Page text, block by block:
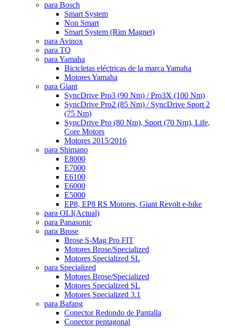
para Bosch
Smart System
Non Smart
Smart System (Rim Magnet)
para Avinox
para TQ
para Yamaha
Bicicletas eléctricas de la marca Yamaha
Motores Yamaha
para Giant
SyncDrive Pro3 (90 Nm) / Pro3X (100 Nm)
SyncDrive Pro2 (85 Nm) / SyncDrive Sport 2
(75 Nm)
SyncDrive Pro (80 Nm), Sport (70 Nm), Life,
Core Motors
Motores 2015/2016
para Shimano
E8000
E7000
E6100
E6000
E5000
EP8, EP8 RS Motores, Giant Revolt e-bike
para OLI(Actual)
para Panasonic
para Brose
Brose S-Mag Pro FIT
Motores Brose/Specialized
Motores Specialized SL
para Specialized
Motores Brose/Specialized
Motores Specialized SL
Motores Specialized 3.1
para Bafang
Conector Redondo de Pantalla
Conector pentagonal